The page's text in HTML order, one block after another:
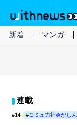
新着 マンガ
連載
#14 #コミュ力社会がし